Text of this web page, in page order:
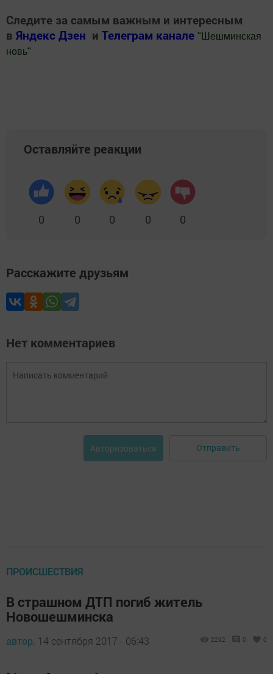
Следите за самым важным и интересным
в Яндекс Дзен и Телеграм канале " Шешминская
новь"
Оставляйте реакции
0 0 0 0 0
Расскажите друзьям
Нет комментариев
Авторизоваться Отправить
ПРОИСШЕСТВИЯ
В страшном ДТП погиб житель
Новошешминска
автор, 14 сентября 2017 - 06:43 2292 0 0